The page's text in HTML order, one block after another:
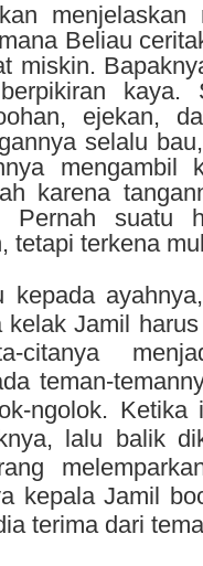
menjelaskan
Beliau
miskin.
ejekan,
selalu
mengambil
karena
Pernah suatu
tetapi terkena
kepada
kelak Jamil
citanya
teman-
ngolok.
lalu balik
kepala Jamil
terima dari